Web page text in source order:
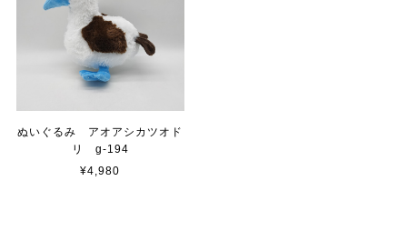
ぬいぐるみ アオアシカツオド
リ g-194
¥4,980